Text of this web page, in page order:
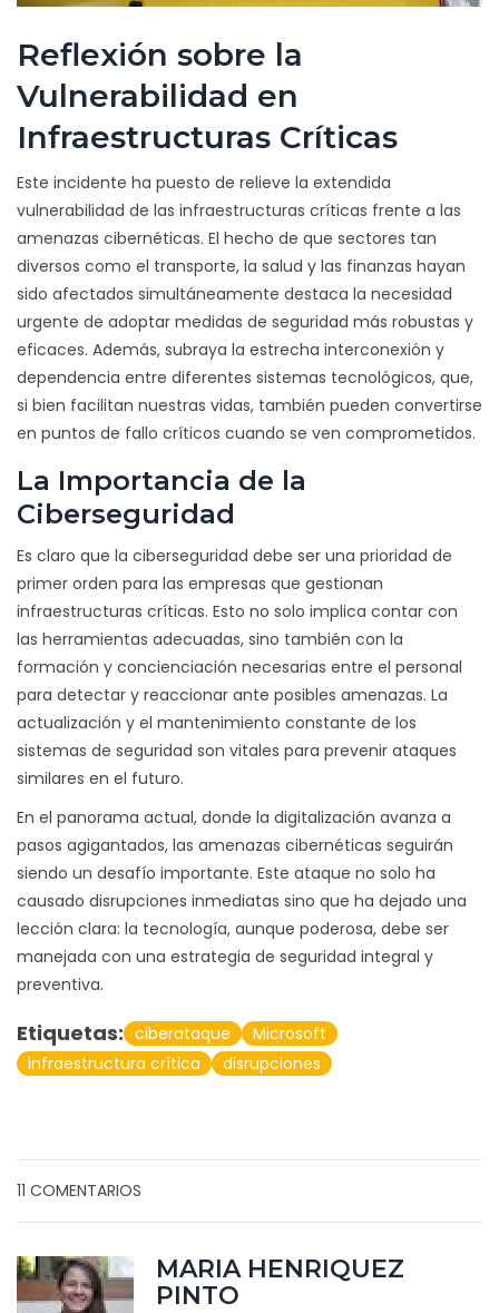
Reflexión sobre la
Vulnerabilidad en
Infraestructuras Críticas
Este incidente ha puesto de relieve la extendida
vulnerabilidad de las infraestructuras críticas frente a las
amenazas cibernéticas. El hecho de que sectores tan
diversos como el transporte, la salud y las finanzas hayan
sido afectados simultáneamente destaca la necesidad
urgente de adoptar medidas de seguridad más robustas y
eficaces. Además, subraya la estrecha interconexión y
dependencia entre diferentes sistemas tecnológicos, que,
si bien facilitan nuestras vidas, también pueden convertirse
en puntos de fallo críticos cuando se ven comprometidos.
La Importancia de la
Ciberseguridad
Es claro que la ciberseguridad debe ser una prioridad de
primer orden para las empresas que gestionan
infraestructuras críticas. Esto no solo implica contar con
las herramientas adecuadas, sino también con la
formación y concienciación necesarias entre el personal
para detectar y reaccionar ante posibles amenazas. La
actualización y el mantenimiento constante de los
sistemas de seguridad son vitales para prevenir ataques
similares en el futuro.
En el panorama actual, donde la digitalización avanza a
pasos agigantados, las amenazas cibernéticas seguirán
siendo un desafío importante. Este ataque no solo ha
causado disrupciones inmediatas sino que ha dejado una
lección clara: la tecnología, aunque poderosa, debe ser
manejada con una estrategia de seguridad integral y
preventiva.
Etiquetas: ciberataque
Microsoft
infraestructura crítica
disrupciones
11 COMENTARIOS
MARIA HENRIQUEZ
PINTO